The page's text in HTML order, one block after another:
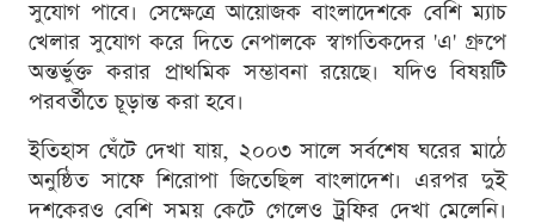
সুযোগ পাবে। সেক্ষেত্রে আয়োজক বাংলাদেশকে বেশি ম্যাচ
খেলার সুযোগ করে দিতে নেপালকে স্বাগতিকদের 'এ' গ্রুপে
অন্তর্ভুক্ত করার প্রাথমিক সম্ভাবনা রয়েছে। যদিও বিষয়টি
পরবর্তীতে চূড়ান্ত করা হবে।
ইতিহাস ঘেঁটে দেখা যায়, ২০০৩ সালে সর্বশেষ ঘরের মাঠে
অনুষ্ঠিত সাফে শিরোপা জিতেছিল বাংলাদেশ। এরপর দুই
দশকেরও বেশি সময় কেটে গেলেও ট্রফির দেখা মেলেনি।